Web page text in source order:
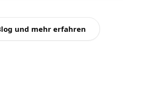
und mehr erfahren